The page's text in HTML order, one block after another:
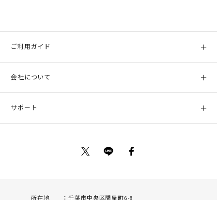
ご利用ガイド
お支払い方法、配送について
返品について
会社について
サポート
所在地 千葉市中央区問屋町6-8